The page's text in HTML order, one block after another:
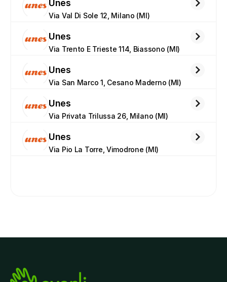
Unes
Via Val Di Sole 12, Milano (MI)
Unes
Via Trento E Trieste 114, Biassono (MI)
Unes
Via San Marco 1, Cesano Maderno (MI)
Unes
Via Privata Trilussa 26, Milano (MI)
Unes
Via Pio La Torre, Vimodrone (MI)